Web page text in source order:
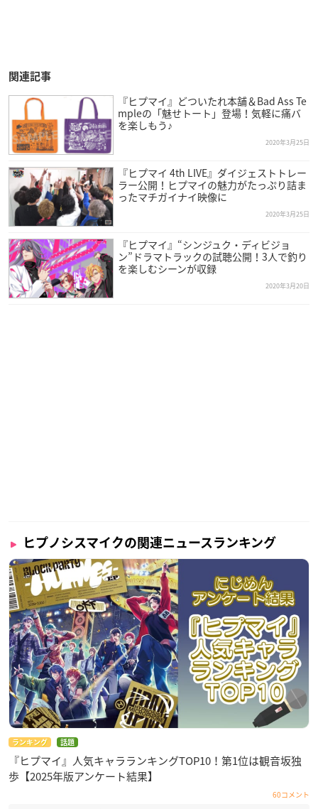
関連記事
『ヒプマイ』どついたれ本舗＆Bad Ass Te
mpleの「魅せトート」登場！気軽に痛バ
を楽しもう♪
2020年3月25日
『ヒプマイ 4th LIVE』ダイジェストトレー
ラー公開！ヒプマイの魅力がたっぷり詰ま
ったマチガイナイ映像に
2020年3月25日
『ヒプマイ』“シンジュク・ディビジョ
ン”ドラマトラックの試聴公開！3人で釣り
を楽しむシーンが収録
2020年3月20日
ヒプノシスマイクの関連ニュースランキング
ランキング 話題
『ヒプマイ』人気キャラランキングTOP10！第1位は観音坂独
歩【2025年版アンケート結果】
60コメント